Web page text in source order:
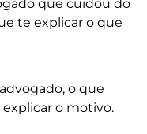
que cuidou do
te explicar o que
o que
o motivo.